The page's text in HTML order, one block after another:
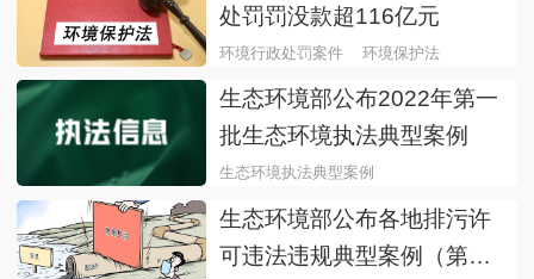
处罚罚没款超116亿元
环境行政处罚案件 环境保护法
生态环境部公布2022年第一
批生态环境执法典型案例
生态环境执法典型案例
生态环境部公布各地排污许
可违法违规典型案例（第一